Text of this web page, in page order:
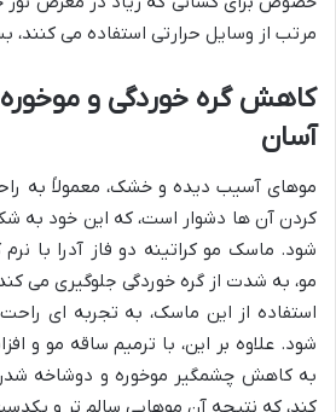
مرتب از وسایل حرارتی استفاده می کنند،
کاهش گره خوردگی و
آسان
موهای آسیب دیده و خشک، معمولاً به
کردن آن ها دشوار است، که این خود به
شود. ماسک مو کراتینه دو فاز آدرا با
مو، به شدت از گره خوردگی جلوگیری می
استفاده از این ماسک، به تجربه ای
شود. علاوه بر این، با ترمیم ساقه مو و
به کاهش چشمگیر موخوره و دوشاخه
کند، که نتیجه آن موهایی سالم تر و